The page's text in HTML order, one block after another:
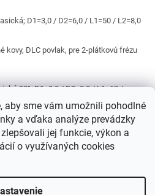
aby sme vám umožnili pohodlné
a vďaka analýze prevádzky
jej funkcie, výkon a
o využívaných cookies
D1=3,0 / D2=6,0 / L1=50 / L2=8,0
kovy, DLC povlak, pre 2-plátkovú frézu
30°; D1=8,0 / D2=8,0 / L1=63 /
D1=4,0 / D2=6,0 / L1=50 / L2=10,0